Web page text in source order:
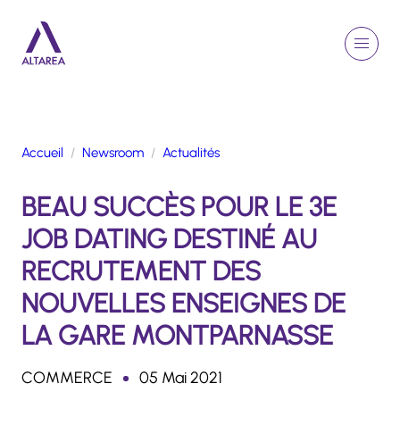
Menu
ACTIVITÉS
ENGAGEMENTS
TALENTS
FINANCE
NEWSROOM
PORTFOLIO
Rechercher
Accueil Newsroom Actualités
BEAU SUCCÈS POUR LE 3E
JOB DATING DESTINÉ AU
RECRUTEMENT DES
NOUVELLES ENSEIGNES DE
LA GARE MONTPARNASSE
COMMERCE 05 Mai 2021